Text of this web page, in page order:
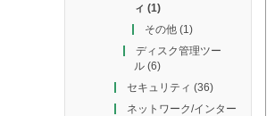
ィ (1)
その他(1)
ディスク管理ツー
ル(6)
セキュリティ (36)
ネットワーク/インター